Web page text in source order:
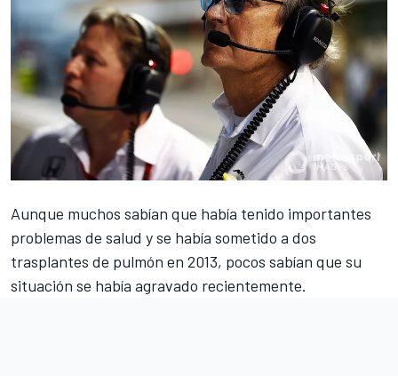
Aunque muchos sabían que había tenido importantes
problemas de salud y se había sometido a dos
trasplantes de pulmón en 2013, pocos sabían que su
situación se había agravado recientemente.